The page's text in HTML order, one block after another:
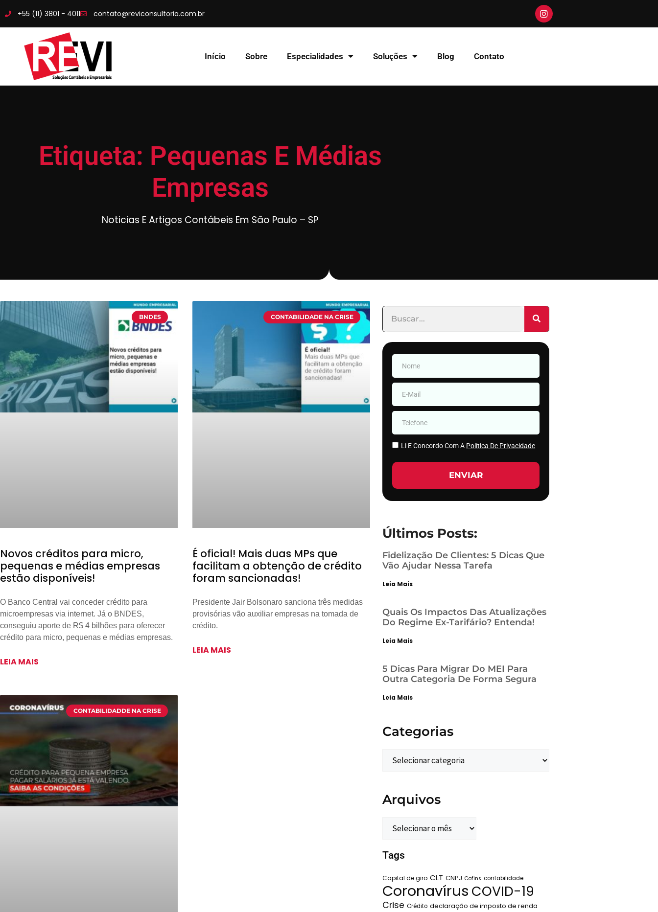
+55 (11) 3801 - 4011 contato@reviconsultoria.com.br
Início Sobre Especialidades Soluções Blog Contato
Etiqueta: Pequenas E Médias
Empresas
Noticias E Artigos Contábeis Em São Paulo – SP
BNDES
Novos créditos para micro,
pequenas e médias empresas
estão disponíveis!
O Banco Central vai conceder crédito para
microempresas via internet. Já o BNDES,
conseguiu aporte de R$ 4 bilhões para oferecer
crédito para micro, pequenas e médias empresas.
LEIA MAIS
CONTABILIDADE NA CRISE
É oficial! Mais duas MPs que
facilitam a obtenção de crédito
foram sancionadas!
Presidente Jair Bolsonaro sanciona três medidas
provisórias vão auxiliar empresas na tomada de
crédito.
LEIA MAIS
CONTABILIDADDE NA CRISE
Li E Concordo Com A Política De Privacidade
ENVIAR
Últimos Posts:
Fidelização De Clientes: 5 Dicas Que
Vão Ajudar Nessa Tarefa
Leia Mais
Quais Os Impactos Das Atualizações
Do Regime Ex-Tarifário? Entenda!
Leia Mais
5 Dicas Para Migrar Do MEI Para
Outra Categoria De Forma Segura
Leia Mais
Categorias
Arquivos
Tags
Capital de giro CLT CNPJ Cofins contabilidade
Coronavírus COVID-19
Crise Crédito declaração de imposto de renda